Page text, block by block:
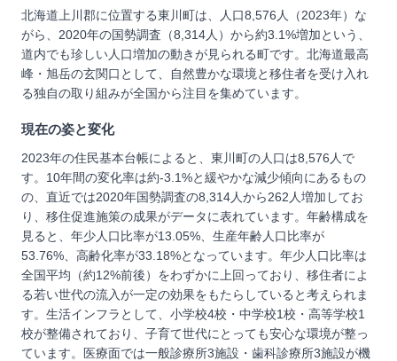
北海道上川郡に位置する東川町は、人口8,576人（2023年）な
がら、2020年の国勢調査（8,314人）から約3.1%増加という、
道内でも珍しい人口増加の動きが見られる町です。北海道最高
峰・旭岳の玄関口として、自然豊かな環境と移住者を受け入れ
る独自の取り組みが全国から注目を集めています。
現在の姿と変化
2023年の住民基本台帳によると、東川町の人口は8,576人で
す。10年間の変化率は約-3.1%と緩やかな減少傾向にあるもの
の、直近では2020年国勢調査の8,314人から262人増加してお
り、移住促進施策の成果がデータに表れています。年齢構成を
見ると、年少人口比率が13.05%、生産年齢人口比率が
53.76%、高齢化率が33.18%となっています。年少人口比率は
全国平均（約12%前後）をわずかに上回っており、移住者によ
る若い世代の流入が一定の効果をもたらしていると考えられま
す。生活インフラとして、小学校4校・中学校1校・高等学校1
校が整備されており、子育て世代にとっても安心な環境が整っ
ています。医療面では一般診療所3施設・歯科診療所3施設が機